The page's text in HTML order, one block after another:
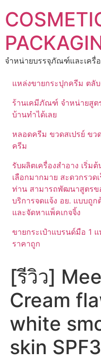
to
content
จำหน่ายบรรจุภัณฑ์และเครื่
แหล่งขายกระปุกครีม ตลั
ร้านเคมีภัณฑ์ จำหน่ายสูต
บ้านทำได้เลย
หลอดครีม ขวดสเปรย์ ขว
ครีม
รับผลิตเครื่องสำอาง เริ่ม
เลือกมากมาย สะดวกรวด
ท่าน สามารถพัฒนาสูตรข
บริการจดแจ้ง อย. แบบถู
และจัดหาแพ็คเกจจิ้ง
ขายกระเป๋าแบรนด์มือ 1
ราคาถูก
[รีวิว]
Cream
white
skin